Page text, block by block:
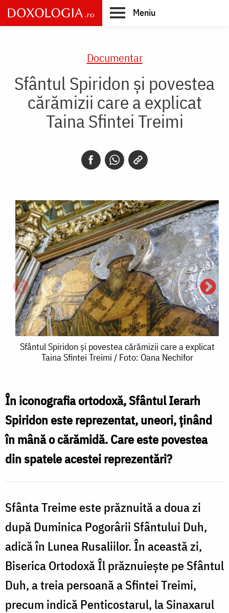
Skip
to
main
Meniu
Documentar
Sfântul Spiridon și povestea
cărămizii care a explicat
Taina Sfintei Treimi
Sfântul
Spiridon
povestea
cărămizii
care
explicat
Sfintei
Treimi
/
Foto:
Oana
Nechifor
Sfântul Spiridon și povestea cărămizii care a explicat
Taina Sfintei Treimi / Foto: Oana Nechifor
În iconografia ortodoxă, Sfântul Ierarh
Spiridon este reprezentat, uneori, ținând
în mână o cărămidă. Care este povestea
din spatele acestei reprezentări?
Sfânta Treime este prăznuită a doua zi
după Duminica Pogorârii Sfântului Duh,
adică în Lunea Rusaliilor. În această zi,
Biserica Ortodoxă Îl prăznuieşte pe Sfântul
Duh, a treia persoană a Sfintei Treimi,
precum indică Penticostarul, la Sinaxarul